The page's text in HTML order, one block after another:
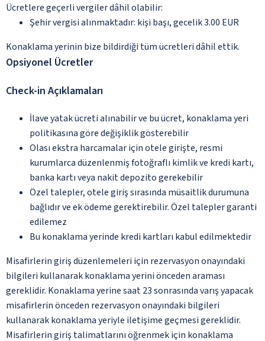
Ücretlere geçerli vergiler dâhil olabilir:
Şehir vergisi alınmaktadır: kişi başı, gecelik 3.00 EUR
Konaklama yerinin bize bildirdiği tüm ücretleri dâhil ettik.
Opsiyonel Ücretler
Check-in Açıklamaları
İlave yatak ücreti alınabilir ve bu ücret, konaklama yeri
politikasına göre değişiklik gösterebilir
Olası ekstra harcamalar için otele girişte, resmi
kurumlarca düzenlenmiş fotoğraflı kimlik ve kredi kartı,
banka kartı veya nakit depozito gerekebilir
Özel talepler, otele giriş sırasında müsaitlik durumuna
bağlıdır ve ek ödeme gerektirebilir. Özel talepler garanti
edilemez
Bu konaklama yerinde kredi kartları kabul edilmektedir
Misafirlerin giriş düzenlemeleri için rezervasyon onayındaki
bilgileri kullanarak konaklama yerini önceden araması
gereklidir. Konaklama yerine saat 23 sonrasında varış yapacak
misafirlerin önceden rezervasyon onayındaki bilgileri
kullanarak konaklama yeriyle iletişime geçmesi gereklidir.
Misafirlerin giriş talimatlarını öğrenmek için konaklama